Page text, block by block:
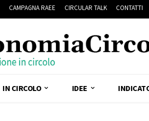
CAMPAGNA RAEE CIRCULAR TALK CONTATTI
IN CIRCOLO IDEE